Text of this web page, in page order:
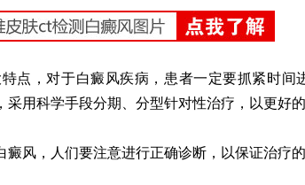
，对于白癜风疾病，患者一定要抓紧时间
用科学手段分期、分型针对性治疗，以更好的
，人们要注意进行正确诊断，以保证治疗的